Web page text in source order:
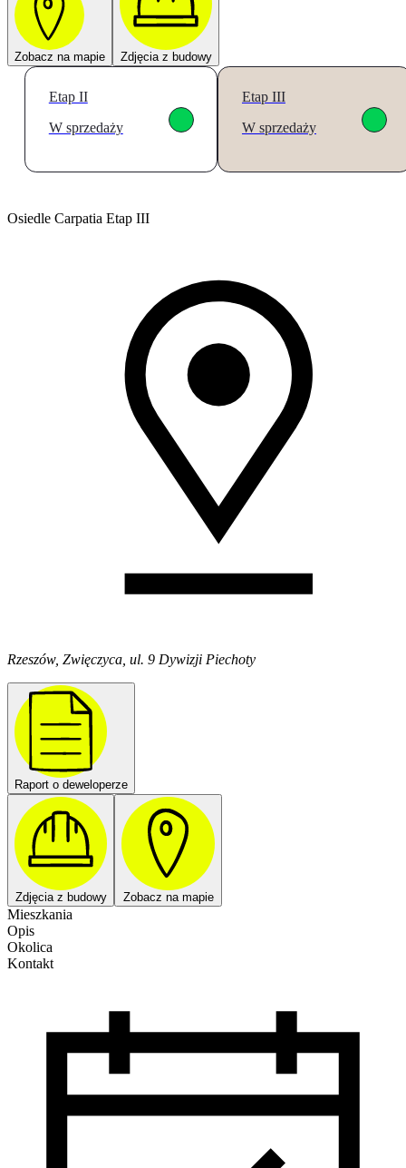
Zobacz na mapie Zdjęcia z budowy
Etap II
W sprzedaży
Etap III
W sprzedaży
Osiedle Carpatia Etap III
Rzeszów, Zwięczyca, ul. 9 Dywizji Piechoty
Raport o deweloperze
Zdjęcia z budowy Zobacz na mapie
Mieszkania
Opis
Okolica
Kontakt